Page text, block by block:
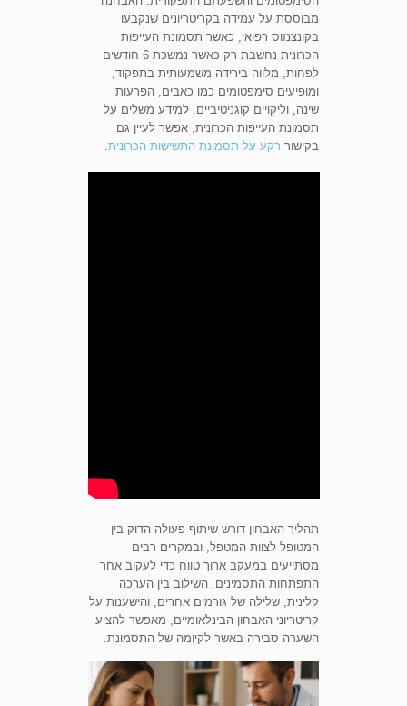
מבוססת על עמידה בקריטריונים שנקבעו
בקונצנזוס רפואי, כאשר תסמונת העייפות
הכרונית נחשבת רק כאשר נמשכת 6 חודשים
לפחות, מלווה בירידה משמעותית בתפקוד,
ומופיעים סימפטומים כמו כאבים, הפרעות
שינה, וליקויים קוגניטיביים. למידע משלים על
תסמונת העייפות הכרונית, אפשר לעיין גם
בקישור רקע על תסמונת התשישות הכרונית.
תהליך האבחון דורש שיתוף פעולה הדוק בין
המטופל לצוות המטפל, ובמקרים רבים
מסתייעים במעקב ארוך טווח כדי לעקוב אחר
התפתחות התסמינים. השילוב בין הערכה
קלינית, שלילה של גורמים אחרים, והישענות על
קריטריוני האבחון הבינלאומיים, מאפשר להציע
השערה סבירה באשר לקיומה של התסמונת.